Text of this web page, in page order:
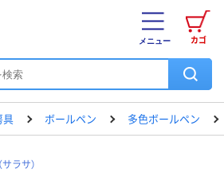
カゴ
メニュー
具 ボールペン 多色ボールペン
サラサ）